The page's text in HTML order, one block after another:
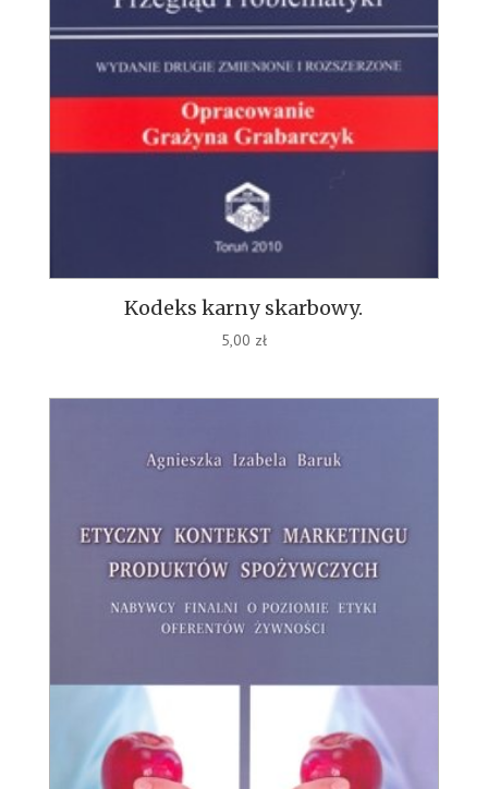
Kodeks karny skarbowy.
5,00 zł